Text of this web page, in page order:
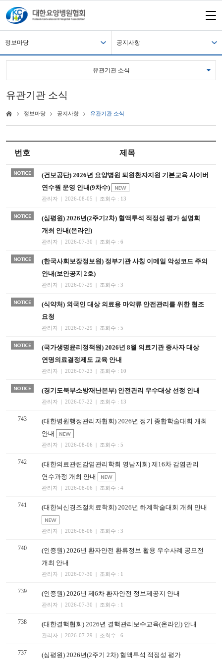
정보마당 공지사항
유관기관 소식
유관기관 소식
정보마당 공지사항 유관기관 소식
번호 제목
(건보공단) 2026년 요양병원 퇴원환자지원 기본교육 사이버
연수원 운영 안내(9차수)
관리자 | 2026-08-05 | 조회수 : 13
(심평원) 2026년(2주기2차) 혈액투석 적정성 평가 설명회
개최 안내(온라인)
관리자 | 2026-07-30 | 조회수 : 6
(한국사회보장정보원) 정부기관 사칭 이메일 악성코드 주의
안내(보안공지 2호)
관리자 | 2026-07-29 | 조회수 : 3
(식약처) 외국인 대상 의료용 마약류 안전관리를 위한 협조
요청
관리자 | 2026-07-29 | 조회수 : 5
(국가생명윤리정책원) 2026년 8월 의료기관 종사자 대상
연명의료결정제도 교육 안내
관리자 | 2026-07-23 | 조회수 : 10
(경기도북부소방재난본부) 안전관리 우수대상 선정 안내
관리자 | 2026-07-22 | 조회수 : 13
743
(대한병원행정관리자협회) 2026년 정기 종합학술대회 개최
안내
관리자 | 2026-08-06 | 조회수 : 5
742
(대한의료관련감염관리학회 영남지회) 제16차 감염관리
연수과정 개최 안내
관리자 | 2026-08-06 | 조회수 : 4
741 (대한뇌신경조절치료학회) 2026년 하계학술대회 개최 안내
관리자 | 2026-08-06 | 조회수 : 3
740
(인증원) 2026년 환자안전 환류정보 활용 우수사례 공모전
개최 안내
관리자 | 2026-07-30 | 조회수 : 1
739 (인증원) 2026년 제6차 환자안전 정보제공지 안내
관리자 | 2026-07-30 | 조회수 : 1
738 (대한결핵협회) 2026년 결핵관리보수교육(온라인) 안내
관리자 | 2026-07-29 | 조회수 : 6
737
(심평원) 2026년(2주기 2차) 혈액투석 적정성 평가